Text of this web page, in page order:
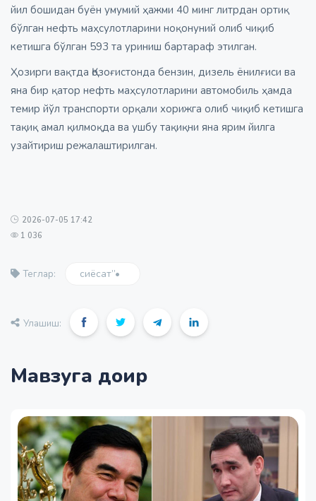
йил бошидан буён умумий ҳажми 40 минг литрдан ортиқ
бўлган нефть маҳсулотларини ноқонуний олиб чиқиб
кетишга бўлган 593 та уриниш бартараф этилган.
Ҳозирги вақтда Қозоғистонда бензин, дизель ёнилғиси ва
яна бир қатор нефть маҳсулотларини автомобиль ҳамда
темир йўл транспорти орқали хорижга олиб чиқиб кетишга
тақиқ амал қилмоқда ва ушбу тақиқни яна ярим йилга
узайтириш режалаштирилган.
2026-07-05 17:42
1 036
Теглар: сиёсат”•
Улашиш:
Мавзуга доир